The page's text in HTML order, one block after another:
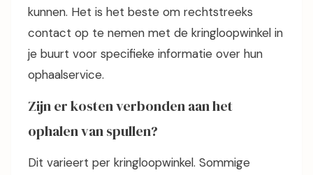
kunnen. Het is het beste om rechtstreeks
contact op te nemen met de kringloopwinkel in
je buurt voor specifieke informatie over hun
ophaalservice.
Zijn er kosten verbonden aan het
ophalen van spullen?
Dit varieert per kringloopwinkel. Sommige